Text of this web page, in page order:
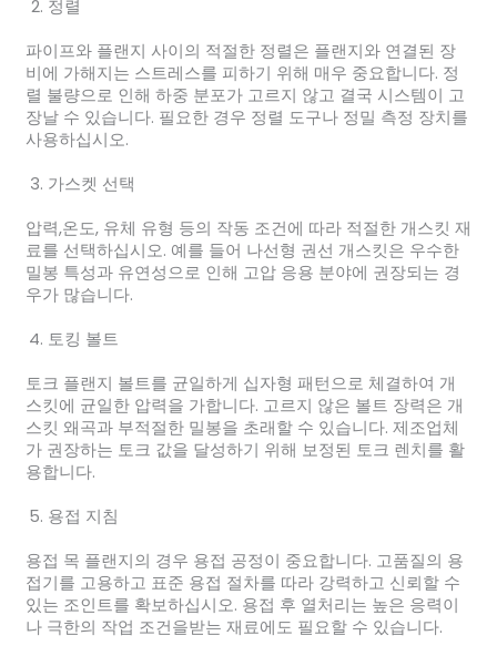
정렬
파이프와 플랜지 사이의 적절한 정렬은 플랜지와 연결된 장
비에 가해지는 스트레스를 피하기 위해 매우 중요합니다. 정
렬 불량으로 인해 하중 분포가 고르지 않고 결국 시스템이 고
장날 수 있습니다. 필요한 경우 정렬 도구나 정밀 측정 장치를
사용하십시오.
가스켓 선택
압력,온도, 유체 유형 등의 작동 조건에 따라 적절한 개스킷 재
료를 선택하십시오. 예를 들어 나선형 권선 개스킷은 우수한
밀봉 특성과 유연성으로 인해 고압 응용 분야에 권장되는 경
우가 많습니다.
토킹 볼트
토크 플랜지 볼트를 균일하게 십자형 패턴으로 체결하여 개
스킷에 균일한 압력을 가합니다. 고르지 않은 볼트 장력은 개
스킷 왜곡과 부적절한 밀봉을 초래할 수 있습니다. 제조업체
가 권장하는 토크 값을 달성하기 위해 보정된 토크 렌치를 활
용합니다.
용접 지침
용접 목 플랜지의 경우 용접 공정이 중요합니다. 고품질의 용
접기를 고용하고 표준 용접 절차를 따라 강력하고 신뢰할 수
있는 조인트를 확보하십시오. 용접 후 열처리는 높은 응력이
나 극한의 작업 조건을받는 재료에도 필요할 수 있습니다.